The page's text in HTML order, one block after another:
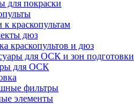
для покраски
краскопультам
дюз
краскопультов и дюз
для ОСК и зон подготовки
для ОСК
фильтры
элементы